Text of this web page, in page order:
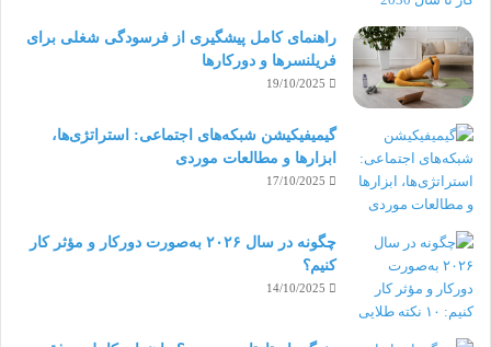
راهنمای کامل پیشگیری از فرسودگی شغلی برای
فریلنسرها و دورکارها
19/10/2025
گیمیفیکیشن شبکه‌های اجتماعی: استراتژی‌ها،
ابزارها و مطالعات موردی
17/10/2025
چگونه در سال ۲۰۲۶ به‌صورت دورکار و مؤثر کار
کنیم؟
14/10/2025